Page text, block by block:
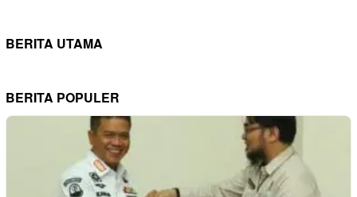
BERITA UTAMA
BERITA POPULER